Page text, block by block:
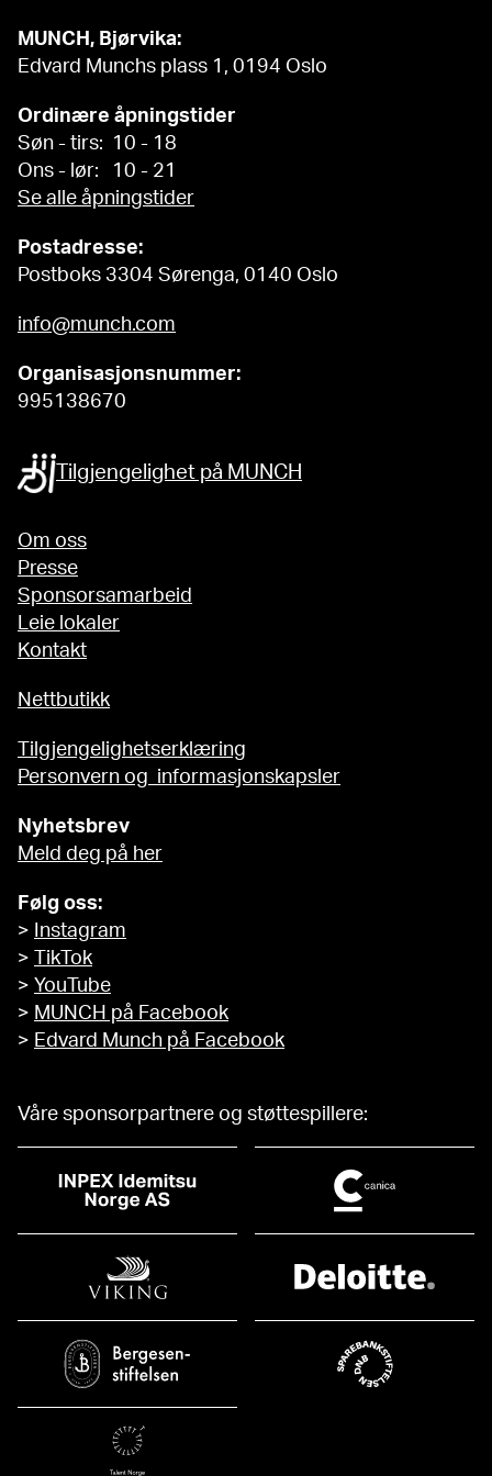
MUNCH, Bjørvika:
Edvard Munchs plass 1, 0194 Oslo
Ordinære åpningstider
Søn - tirs: 10 - 18
Ons - lør: 10 - 21
Se alle åpningstider
Postadresse:
Postboks 3304 Sørenga, 0140 Oslo
info@munch.com
Organisasjonsnummer:
995138670
Tilgjengelighet på MUNCH
Om oss
Presse
Sponsorsamarbeid
Leie lokaler
Kontakt
Nettbutikk
Tilgjengelighetserklæring
Personvern og informasjonskapsler
Nyhetsbrev
Meld deg på her
Følg oss:
>
Instagram
>
TikTok
> YouTube
> MUNCH på Facebook
> Edvard Munch på Facebook
Våre sponsorpartnere og støttespillere: